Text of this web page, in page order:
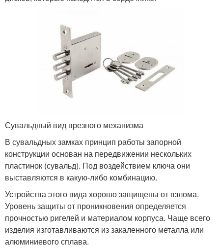
Сувальдный вид врезного механизма
В сувальдных замках принцип работы запорной
конструкции основан на передвижении нескольких
пластинок (сувальд). Под воздействием ключа они
выставляются в какую-либо комбинацию.
Устройства этого вида хорошо защищены от взлома.
Уровень защиты от проникновения определяется
прочностью ригелей и материалом корпуса. Чаще всего
изделия изготавливаются из закаленного металла или
алюминиевого сплава.